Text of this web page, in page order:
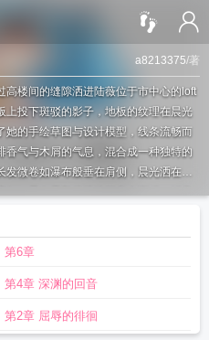
a8213375/著
高楼间的缝隙洒进陆薇位于市中心的loft
上投下斑驳的影子，地板的纹理在晨光
她的手绘草图与设计模型，线条流畅而
香气与木屑的气息，混合成一种独特的
微卷如瀑布般垂在肩侧，晨光洒在她
至脚踝，薄纱在光线下泛着微光，勾勒
若现，腰肢纤细如柳，散发着艺术女
上等瓷器般细腻无暇，眉眼如画，杏眼
，圣洁而高贵，让人不敢轻易亵渎。
坠落的白天鹅天鹅白天使
鹅的堕欲囚奴免费阅读全文笔趣阁白天
第6章
第4章 深渊的回音
第2章 屈辱的徘徊